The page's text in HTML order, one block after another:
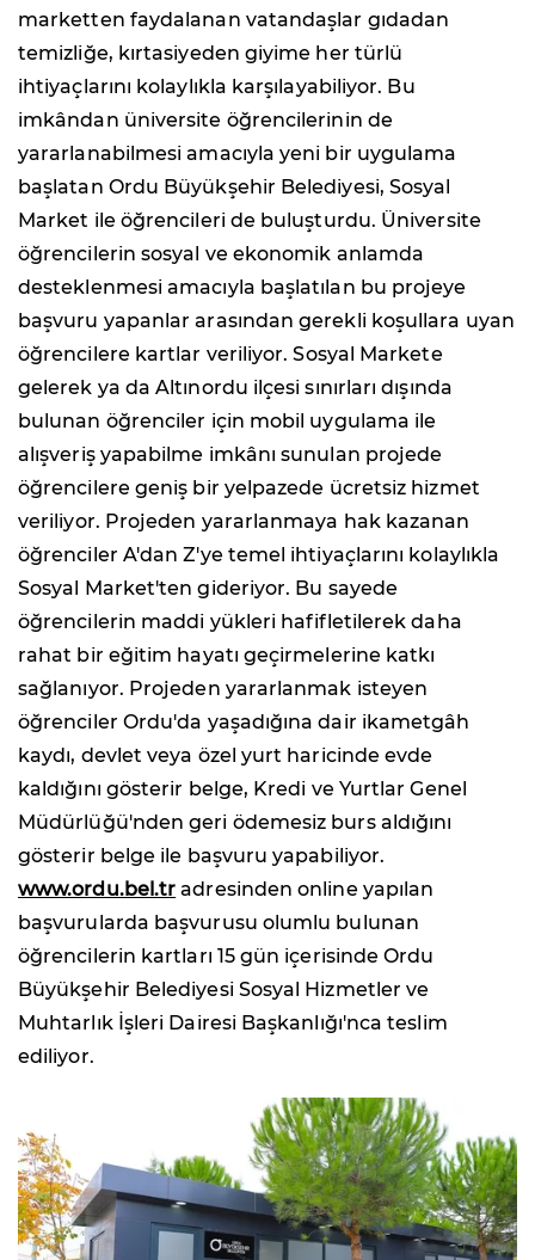
marketten faydalanan vatandaşlar gıdadan
temizliğe, kırtasiyeden giyime her türlü
ihtiyaçlarını kolaylıkla karşılayabiliyor. Bu
imkândan üniversite öğrencilerinin de
yararlanabilmesi amacıyla yeni bir uygulama
başlatan Ordu Büyükşehir Belediyesi, Sosyal
Market ile öğrencileri de buluşturdu. Üniversite
öğrencilerin sosyal ve ekonomik anlamda
desteklenmesi amacıyla başlatılan bu projeye
başvuru yapanlar arasından gerekli koşullara uyan
öğrencilere kartlar veriliyor. Sosyal Markete
gelerek ya da Altınordu ilçesi sınırları dışında
bulunan öğrenciler için mobil uygulama ile
alışveriş yapabilme imkânı sunulan projede
öğrencilere geniş bir yelpazede ücretsiz hizmet
veriliyor. Projeden yararlanmaya hak kazanan
öğrenciler A'dan Z'ye temel ihtiyaçlarını kolaylıkla
Sosyal Market'ten gideriyor. Bu sayede
öğrencilerin maddi yükleri hafifletilerek daha
rahat bir eğitim hayatı geçirmelerine katkı
sağlanıyor. Projeden yararlanmak isteyen
öğrenciler Ordu'da yaşadığına dair ikametgâh
kaydı, devlet veya özel yurt haricinde evde
kaldığını gösterir belge, Kredi ve Yurtlar Genel
Müdürlüğü'nden geri ödemesiz burs aldığını
gösterir belge ile başvuru yapabiliyor.
www.ordu.bel.tr adresinden online yapılan
başvurularda başvurusu olumlu bulunan
öğrencilerin kartları 15 gün içerisinde Ordu
Büyükşehir Belediyesi Sosyal Hizmetler ve
Muhtarlık İşleri Dairesi Başkanlığı'nca teslim
ediliyor.